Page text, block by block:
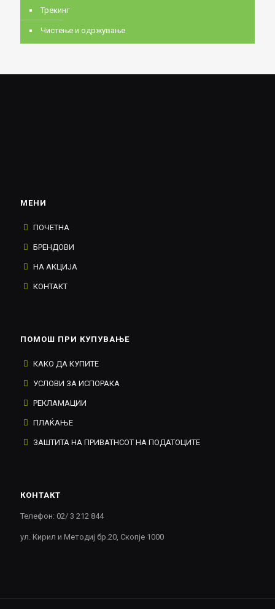
Трекинг
Чистење и одржување
МЕНИ
ПОЧЕТНА
БРЕНДОВИ
НА АКЦИЈА
КОНТАКТ
ПОМОШ ПРИ КУПУВАЊЕ
КАКО ДА КУПИТЕ
УСЛОВИ ЗА ИСПОРАКА
РЕКЛАМАЦИИ
ПЛАЌАЊЕ
ЗАШТИТА НА ПРИВАТНСОТ НА ПОДАТОЦИТЕ
КОНТАКТ
Телефон: 02/ 3 212 844
ул. Кирил и Методиј бр.20, Скопје 1000